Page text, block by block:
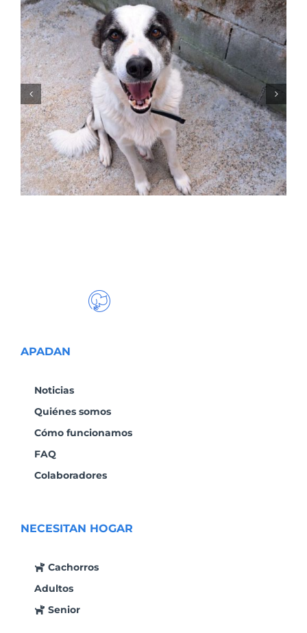
NALA
APADAN
Noticias
Quiénes somos
Cómo funcionamos
FAQ
Colaboradores
NECESITAN HOGAR
Cachorros
Adultos
Senior